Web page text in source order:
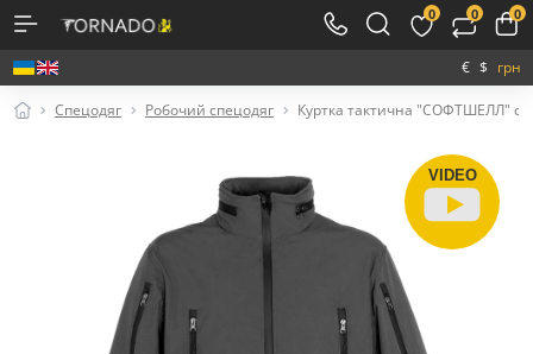
0 0 0
€ $ грн
Спецодяг Робочий спецодяг Куртка тактична "СОФТШЕЛЛ"
VIDEO